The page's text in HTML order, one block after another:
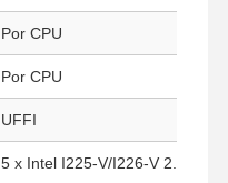
Por CPU
Por CPU
UFFI
5 x Intel I225-V/I226-V 2.5